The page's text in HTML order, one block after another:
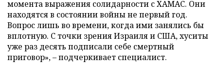
момента выражения солидарности с ХАМАС. Они
находятся в состоянии войны не первый год.
Вопрос лишь во времени, когда ими занялись бы
вплотную. С точки зрения Израиля и США, хуситы
уже раз десять подписали себе смертный
приговор», – подчеркивает специалист.